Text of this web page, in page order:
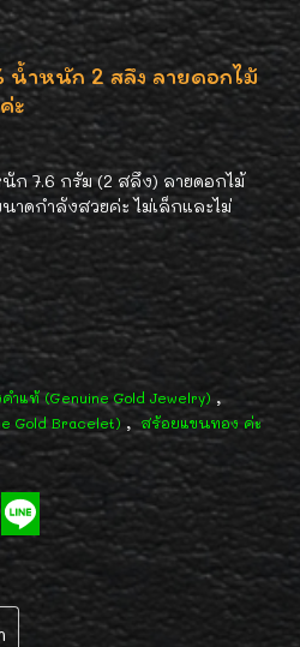
น้ำหนัก 2 สลึง ลายดอกไม้
ะ
ก 7.6 กรัม (2 สลึง) ลายดอกไม้
าดกำลังสวยค่ะ ไม่เล็กและไม่
ำแท้ (Genuine Gold Jewelry) ,
Gold Bracelet) , สร้อยแขนทอง ค่ะ